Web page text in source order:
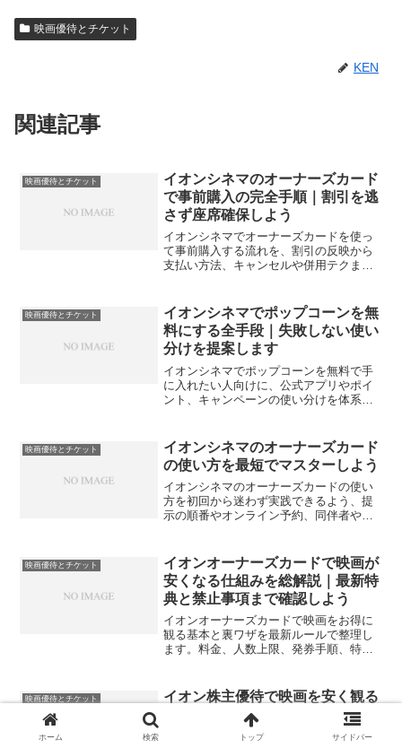
映画優待とチケット
KEN
関連記事
映画優待とチケット
イオンシネマのオーナーズカード
で事前購入の完全手順｜割引を逃
さず座席確保しよう
イオンシネマでオーナーズカードを使っ
て事前購入する流れを、割引の反映から
支払い方法、キャンセルや併用テクまで
を確保できます。
映画優待とチケット
イオンシネマでポップコーンを無
料にする全手段｜失敗しない使い
分けを提案します
イオンシネマでポップコーンを無料で手
に入れたい人向けに、公式アプリやポイ
ント、キャンペーンの使い分けを体系
説します。
映画優待とチケット
イオンシネマのオーナーズカード
の使い方を最短でマスターしよう
イオンシネマのオーナーズカードの使い
方を初回から迷わず実践できるよう、提
示の順番やオンライン予約、同伴者や併
化します。
映画優待とチケット
イオンオーナーズカードで映画が
安くなる仕組みを総解説｜最新特
典と禁止事項まで確認しよう
イオンオーナーズカードで映画をお得に
観る基本と裏ワザを最新ルールで整理し
ます。料金、人数上限、発券手順、特別
説します。
映画優待とチケット
イオン株主優待で映画を安く観る
方法｜最新特典と使い方を実践で
ホーム 検索 トップ サイドバー